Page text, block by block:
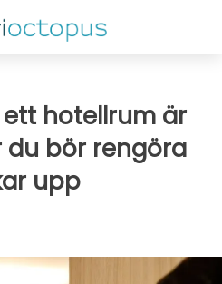
hotellrum är
du bör rengöra
upp